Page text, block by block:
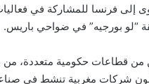
إلى فرنسا للمشاركة في
“لو بورجيه” في ضواحي باريس.
قطاعات حكومية متعددة، من
شركات مغربية تنشط في